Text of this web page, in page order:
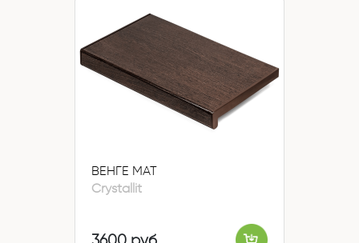
ВЕНГЕ МАТ
Crystallit